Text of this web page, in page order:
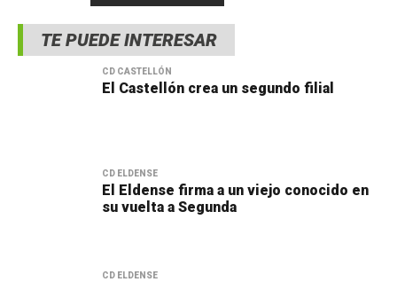
TE PUEDE INTERESAR
CD CASTELLÓN
El Castellón crea un segundo filial
CD ELDENSE
El Eldense firma a un viejo conocido en
su vuelta a Segunda
CD ELDENSE